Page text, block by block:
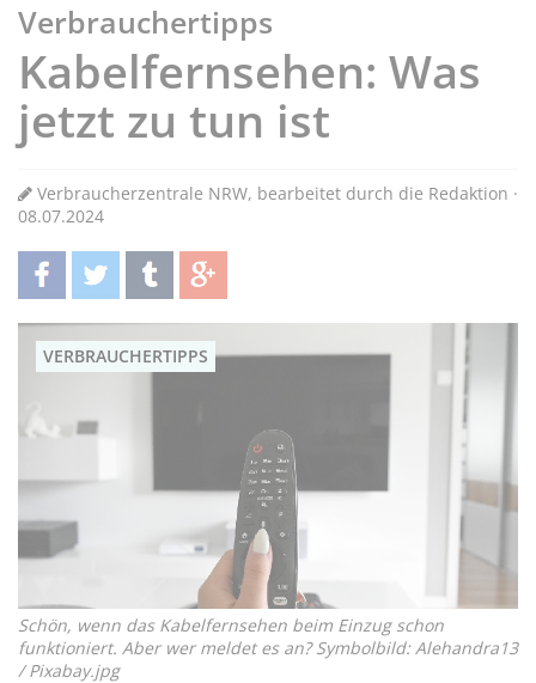
Verbrauchertipps
Kabelfernsehen: Was
jetzt zu tun ist
Verbraucherzentrale NRW, bearbeitet durch die Redaktion ·
08.07.2024
teilentwittern teilen teilen
VERBRAUCHERTIPPS
Schön, wenn das Kabelfernsehen beim Einzug schon
funktioniert. Aber wer meldet es an? Symbolbild: Alehandra13
/ Pixabay.jpg